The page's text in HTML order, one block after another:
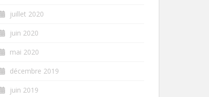
juillet 2020
juin 2020
mai 2020
décembre 2019
juin 2019